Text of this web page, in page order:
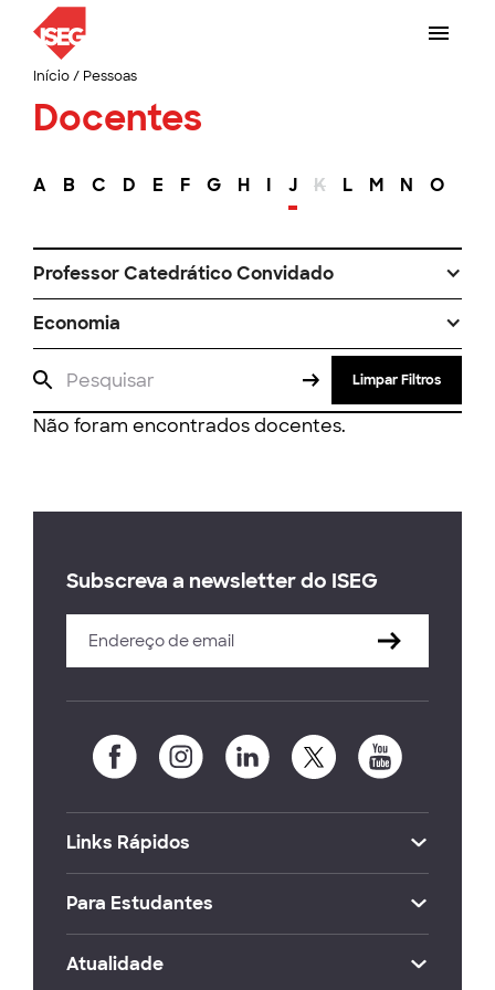
Início/ Pessoas
Docentes
A B C D E F G H I J K L M N O
Professor Catedrático Convidado
Economia
Limpar Filtros
Não foram encontrados docentes.
Subscreva a newsletter do ISEG
Links Rápidos
Para Estudantes
Atualidade